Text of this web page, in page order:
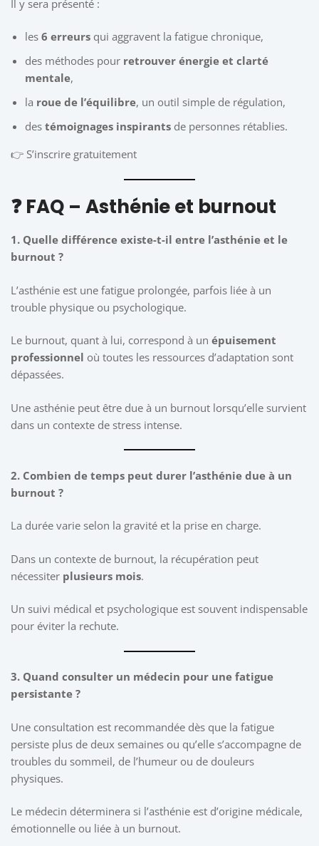
Il y sera présenté :
les 6 erreurs qui aggravent la fatigue chronique,
des méthodes pour retrouver énergie et clarté
mentale,
la roue de l’équilibre, un outil simple de régulation,
des témoignages inspirants de personnes rétablies.
👉 S’inscrire gratuitement
❓ FAQ – Asthénie et burnout
1. Quelle différence existe-t-il entre l’asthénie et le
burnout ?
L’asthénie est une fatigue prolongée, parfois liée à un
trouble physique ou psychologique.
Le burnout, quant à lui, correspond à un épuisement
professionnel où toutes les ressources d’adaptation sont
dépassées.
Une asthénie peut être due à un burnout lorsqu’elle survient
dans un contexte de stress intense.
2. Combien de temps peut durer l’asthénie due à un
burnout ?
La durée varie selon la gravité et la prise en charge.
Dans un contexte de burnout, la récupération peut
nécessiter plusieurs mois.
Un suivi médical et psychologique est souvent indispensable
pour éviter la rechute.
3. Quand consulter un médecin pour une fatigue
persistante ?
Une consultation est recommandée dès que la fatigue
persiste plus de deux semaines ou qu’elle s’accompagne de
troubles du sommeil, de l’humeur ou de douleurs
physiques.
Le médecin déterminera si l’asthénie est d’origine médicale,
émotionnelle ou liée à un burnout.